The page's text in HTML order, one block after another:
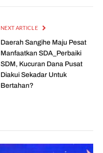
NEXT ARTICLE
Daerah Sangihe Maju Pesat
Manfaatkan SDA_Perbaiki
SDM, Kucuran Dana Pusat
Diakui Sekadar Untuk
Bertahan?